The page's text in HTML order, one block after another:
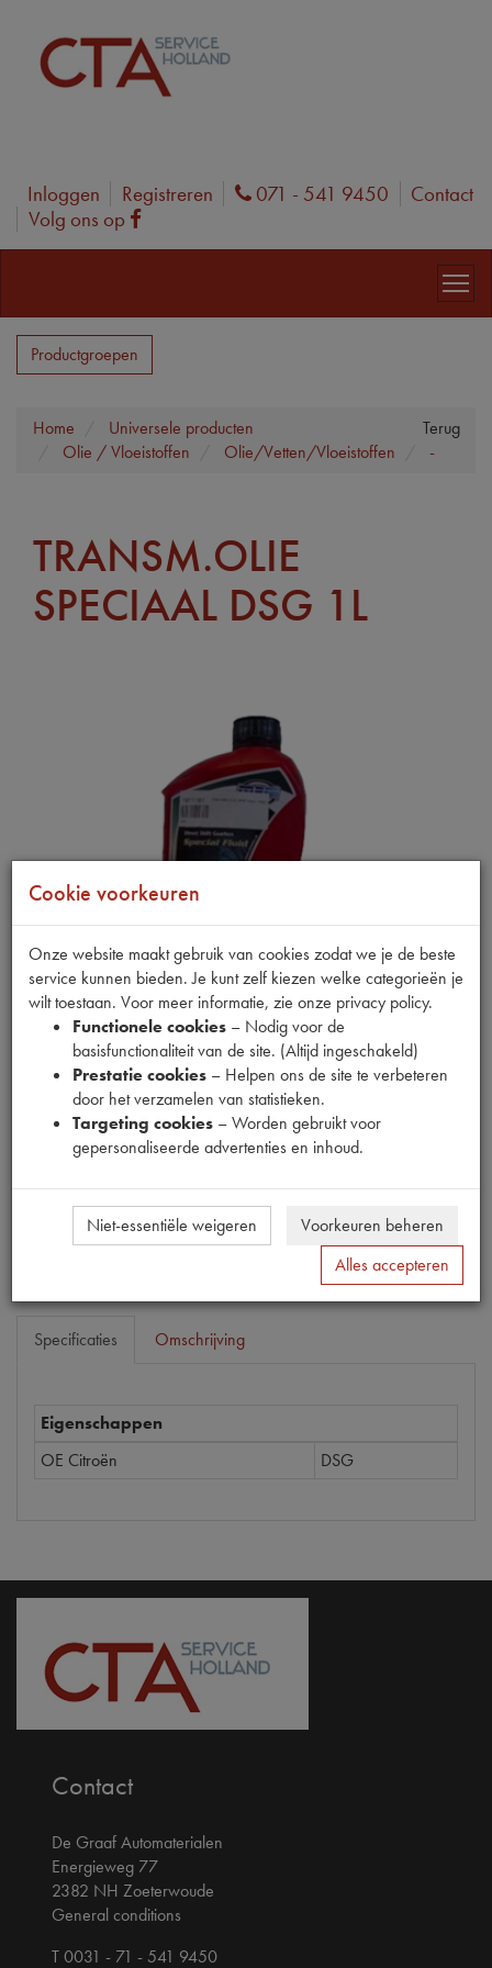
Inloggen Registreren Phone
071 - 541 9450
Contact
Volg ons op
Facebook
Productgroepen
Terug
Home
Universele producten
Olie / Vloeistoffen
Olie/Vetten/Vloeistoffen -
TRANSM.OLIE
SPECIAAL DSG 1L
Productnummer
1911181
Specificaties Omschrijving
Eigenschappen
OE Citroën
DSG
Contact
De Graaf Automaterialen
Energieweg 77
2382 NH Zoeterwoude
General conditions
T 0031 - 71 - 541 9450
Cookie voorkeuren
Onze website maakt gebruik van cookies zodat we je de beste
service kunnen bieden. Je kunt zelf kiezen welke categorieën je
wilt toestaan. Voor meer informatie, zie onze privacy policy.
Functionele cookies – Nodig voor de
basisfunctionaliteit van de site. (Altijd ingeschakeld)
Prestatie cookies – Helpen ons de site te verbeteren
door het verzamelen van statistieken.
Targeting cookies – Worden gebruikt voor
gepersonaliseerde advertenties en inhoud.
Niet-essentiële weigeren
Voorkeuren beheren
Alles accepteren